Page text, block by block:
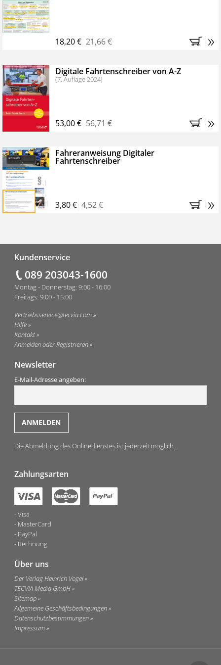
Bestellen Sie jetzt das VerkehrsRundschau Profipaket im
Kennenlern-Abo für zwei Monate (inkl. der derzeitig
Monaten brauchen Sie nichts weiter tun, das
Abonnement endet automatisch, es entstehen keine
weiteren Verpflichtungen.
18,20 € 21,66 € »
Digitale Fahrtenschreiber von A-Z
(7. Auflage 2024)
53,00 € 56,71 € »
Fahreranweisung Digitaler
Fahrtenschreiber
3,80 € 4,52 € »
Kundenservice
089 203043-1600
Montag - Donnerstag: 9:00 - 16:00
Freitags: 9:00 - 15:00
Vertriebsservice@tecvia.com
Hilfe
Kontakt
Anmelden oder Registrieren
Newsletter
E-Mail-Adresse angeben:
Die Abmeldung des Onlinedienstes ist jederzeit möglich.
Zahlungsarten
Visa
MasterCard
PayPal
Rechnung
Über uns
Der Verlag Heinrich Vogel
TECVIA Media GmbH
Sitemap
Allgemeine Geschäftsbedingungen
Datenschutzbestimmungen
Impressum